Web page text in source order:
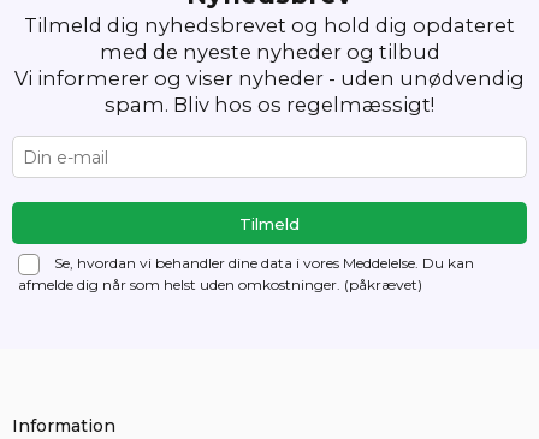
Tilmeld dig nyhedsbrevet og hold dig opdateret
med de nyeste nyheder og tilbud
Vi informerer og viser nyheder - uden unødvendig
spam. Bliv hos os regelmæssigt!
Se, hvordan vi behandler dine data i vores Meddelelse. Du kan
afmelde dig når som helst uden omkostninger. (påkrævet)
Information